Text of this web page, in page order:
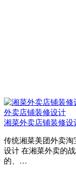
外卖店铺装修设计
湘菜外卖店铺装修设
传统湘菜美团外卖
设计 在湘菜外卖的
的、…